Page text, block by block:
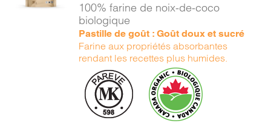
100% farine de noix-de-coco
biologique
Pastille de goût : Goût doux et sucré
Farine aux propriétés absorbantes
rendant les recettes plus humides.